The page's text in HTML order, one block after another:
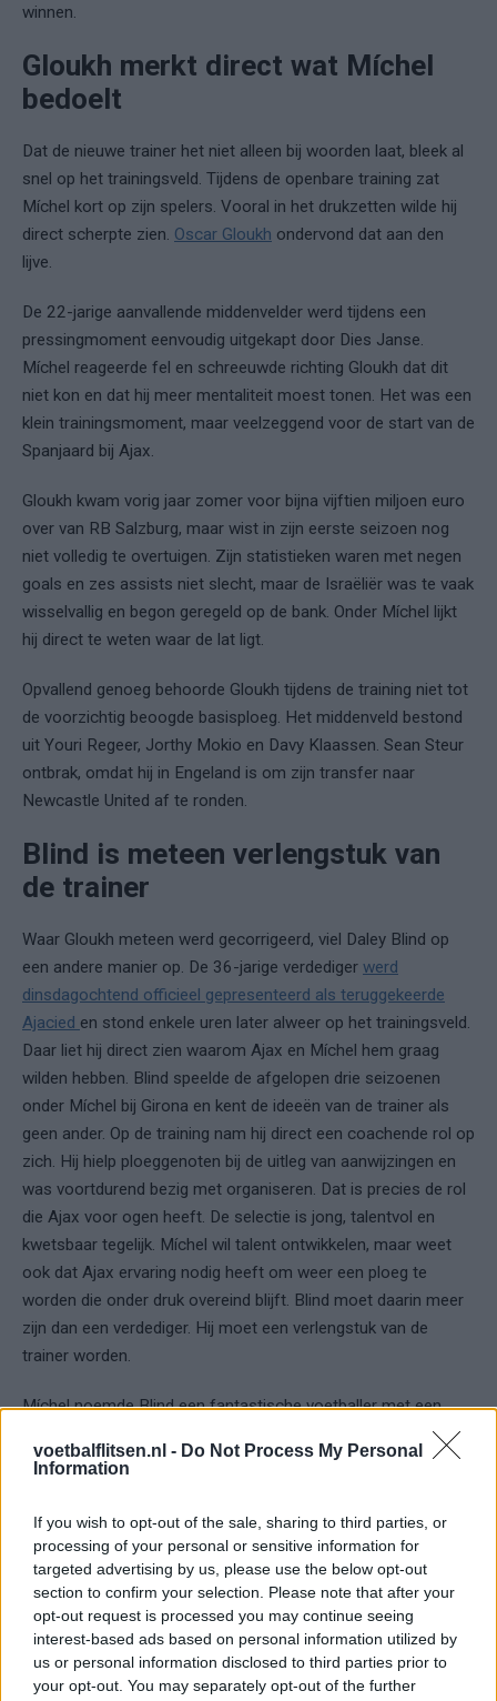
voetbalflitsen.nl - Do Not Process My Personal
Information
If you wish to opt-out of the sale, sharing to third parties, or
processing of your personal or sensitive information for
targeted advertising by us, please use the below opt-out
section to confirm your selection. Please note that after your
opt-out request is processed you may continue seeing
interest-based ads based on personal information utilized by
us or personal information disclosed to third parties prior to
your opt-out. You may separately opt-out of the further
winnen.
Gloukh merkt direct wat Míchel
bedoelt
Dat de nieuwe trainer het niet alleen bij woorden laat, bleek al
snel op het trainingsveld. Tijdens de openbare training zat
Míchel kort op zijn spelers. Vooral in het drukzetten wilde hij
direct scherpte zien. Oscar Gloukh ondervond dat aan den
lijve.
De 22-jarige aanvallende middenvelder werd tijdens een
pressingmoment eenvoudig uitgekapt door Dies Janse.
Míchel reageerde fel en schreeuwde richting Gloukh dat dit
niet kon en dat hij meer mentaliteit moest tonen. Het was een
klein trainingsmoment, maar veelzeggend voor de start van de
Spanjaard bij Ajax.
Gloukh kwam vorig jaar zomer voor bijna vijftien miljoen euro
over van RB Salzburg, maar wist in zijn eerste seizoen nog
niet volledig te overtuigen. Zijn statistieken waren met negen
goals en zes assists niet slecht, maar de Israëliër was te vaak
wisselvallig en begon geregeld op de bank. Onder Míchel lijkt
hij direct te weten waar de lat ligt.
Opvallend genoeg behoorde Gloukh tijdens de training niet tot
de voorzichtig beoogde basisploeg. Het middenveld bestond
uit Youri Regeer, Jorthy Mokio en Davy Klaassen. Sean Steur
ontbrak, omdat hij in Engeland is om zijn transfer naar
Newcastle United af te ronden.
Blind is meteen verlengstuk van
de trainer
Waar Gloukh meteen werd gecorrigeerd, viel Daley Blind op
een andere manier op. De 36-jarige verdediger werd
dinsdagochtend officieel gepresenteerd als teruggekeerde
Ajacied en stond enkele uren later alweer op het trainingsveld.
Daar liet hij direct zien waarom Ajax en Míchel hem graag
wilden hebben. Blind speelde de afgelopen drie seizoenen
onder Míchel bij Girona en kent de ideeën van de trainer als
geen ander. Op de training nam hij direct een coachende rol op
zich. Hij hielp ploeggenoten bij de uitleg van aanwijzingen en
was voortdurend bezig met organiseren. Dat is precies de rol
die Ajax voor ogen heeft. De selectie is jong, talentvol en
kwetsbaar tegelijk. Míchel wil talent ontwikkelen, maar weet
ook dat Ajax ervaring nodig heeft om weer een ploeg te
worden die onder druk overeind blijft. Blind moet daarin meer
zijn dan een verdediger. Hij moet een verlengstuk van de
trainer worden.
Míchel noemde Blind een fantastische voetballer met een
winnaarsmentaliteit. De verdediger is 36, maar volgens zijn
trainer nog altijd competitief genoeg om op hoog niveau mee
Míchels manier van spelen kunnen belangrijk worden in een
elftal dat opnieuw gevormd moet worden.
Veltman loopt rond, Ceballos
wordt dagelijks gebeld
Blind is niet de enige ervaren naam die de afgelopen dagen